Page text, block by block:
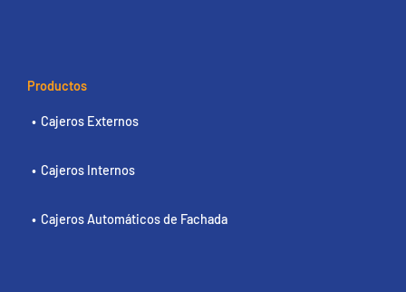
Productos
Cajeros Externos
Cajeros Internos
Cajeros Automáticos de Fachada